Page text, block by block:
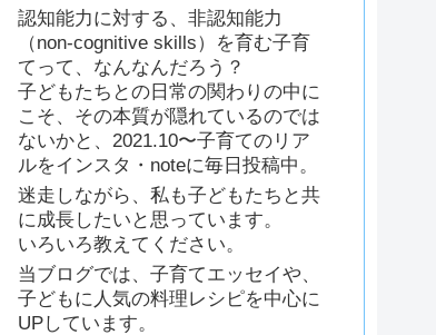
認知能力に対する、非認知能力
（non-cognitive skills）を育む子育
てって、なんなんだろう？
子どもたちとの日常の関わりの中に
こそ、その本質が隠れているのでは
ないかと、2021.10〜子育てのリア
ルをインスタ・noteに毎日投稿中。
迷走しながら、私も子どもたちと共
に成長したいと思っています。
いろいろ教えてください。
当ブログでは、子育てエッセイや、
子どもに人気の料理レシピを中心に
UPしています。